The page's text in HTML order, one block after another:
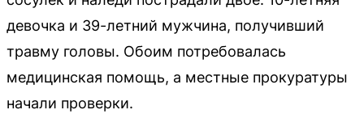
девочка и 39-летний мужчина, получивший
травму головы. Обоим потребовалась
медицинская помощь, а местные прокуратуры
начали проверки.